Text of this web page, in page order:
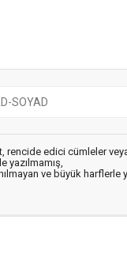
rencide edici cümleler
yazılmamış,
ve büyük harflerle